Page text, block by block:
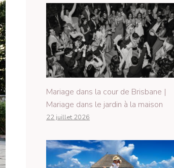
Mariage dans la cour de Brisbane |
Mariage dans le jardin à la maison
22 juillet 2026